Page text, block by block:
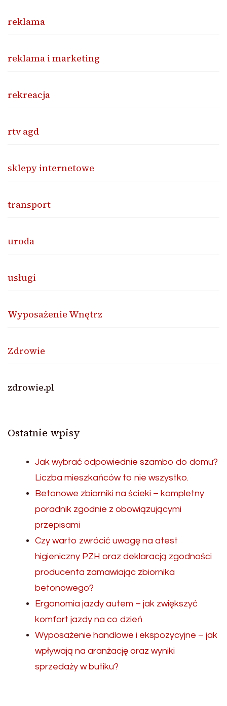
reklama
reklama i marketing
rekreacja
rtv agd
sklepy internetowe
transport
uroda
usługi
Wyposażenie Wnętrz
Zdrowie
zdrowie.pl
Ostatnie wpisy
Jak wybrać odpowiednie szambo do domu?
Liczba mieszkańców to nie wszystko.
Betonowe zbiorniki na ścieki – kompletny
poradnik zgodnie z obowiązującymi
przepisami
Czy warto zwrócić uwagę na atest
higieniczny PZH oraz deklaracją zgodności
producenta zamawiając zbiornika
betonowego?
Ergonomia jazdy autem – jak zwiększyć
komfort jazdy na co dzień
Wyposażenie handlowe i ekspozycyjne – jak
wpływają na aranżację oraz wyniki
sprzedaży w butiku?